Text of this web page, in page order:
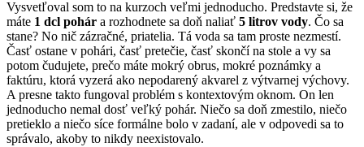
Vysvetľoval som to na kurzoch veľmi jednoducho. Predstavte si, že
máte 1 dcl pohár a rozhodnete sa doň naliať 5 litrov vody. Čo sa
stane? No nič zázračné, priatelia. Tá voda sa tam proste nezmestí.
Časť ostane v pohári, časť pretečie, časť skončí na stole a vy sa
potom čudujete, prečo máte mokrý obrus, mokré poznámky a
faktúru, ktorá vyzerá ako nepodarený akvarel z výtvarnej výchovy.
A presne takto fungoval problém s kontextovým oknom. On len
jednoducho nemal dosť veľký pohár. Niečo sa doň zmestilo, niečo
pretieklo a niečo síce formálne bolo v zadaní, ale v odpovedi sa to
správalo, akoby to nikdy neexistovalo.